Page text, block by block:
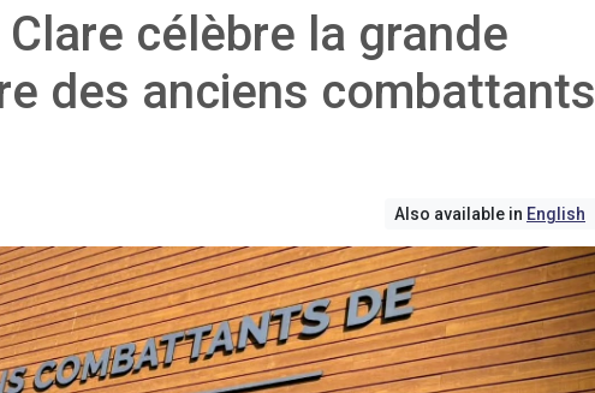
célèbre la grande
des anciens combattants
Also available in English